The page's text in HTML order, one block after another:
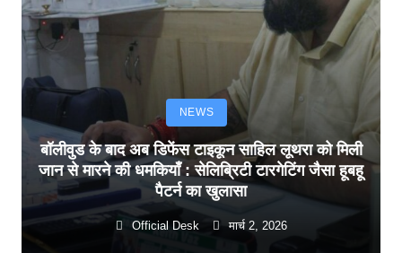
NEWS
बॉलीवुड के बाद अब डिफेंस टाइकून साहिल लूथरा को मिली
जान से मारने की धमकियाँ : सेलिब्रिटी टारगेटिंग जैसा हूबहू
पैटर्न का खुलासा
Official Desk मार्च 2, 2026